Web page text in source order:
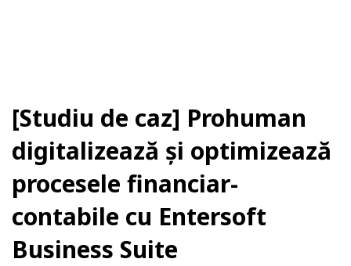
[Studiu de caz] Prohuman
digitalizează și optimizează
procesele financiar-
contabile cu Entersoft
Business Suite